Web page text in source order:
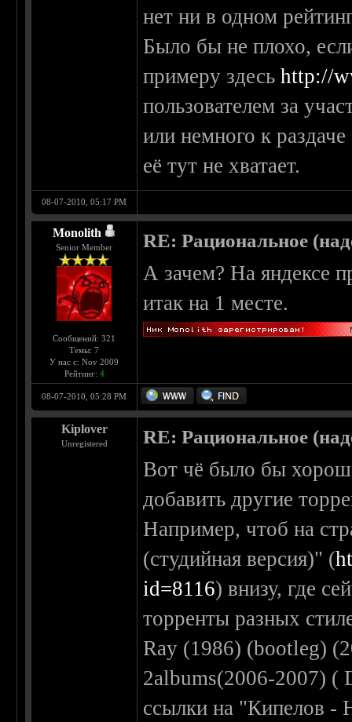
нет ни в одном
Было бы не плохо,
примеру здесьhttp://
пользователем за
или немного к
её тут не хватает.
08-07-2010, 05:17 PM
Monolith
Senior Member
Сообщений: 321
Темы: 7
У нас с: Nov 2009
Рейтинг: 4
RE: Рациональное
А зачем? На яндексе
итак на 1 месте.
08-07-2010, 05:28 PM
Kiplover
Unregistered RE: Рациональное
Вот чё было бы
добавить другие
Например, чтоб на
(студийная версия)" (
id=8116) внизу, где
торренты разных
Ray (1986) (bootleg)
2albums(2006-2007) (
ссылки на "Кипелов -